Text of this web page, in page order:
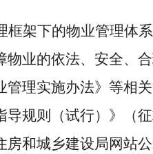
框架下的物业管理体
业的依法、安全、
理实施办法》等相
规则（试行）》（
房和城乡建设局网站